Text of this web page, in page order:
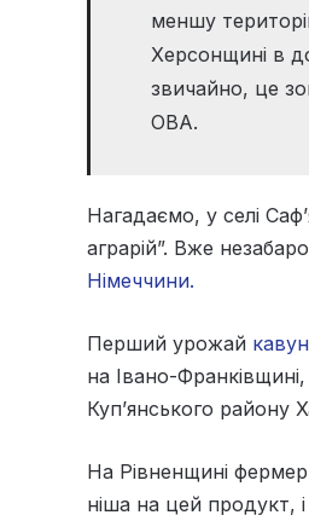
меншу
Херсонщині в
звичайно, це
ОВА.
Нагадаємо, у селі
аграрій”. Вже
Німеччини.
Перший урожай
на Івано-
Куп’янського району
На Рівненщині
ніша на цей продукт,